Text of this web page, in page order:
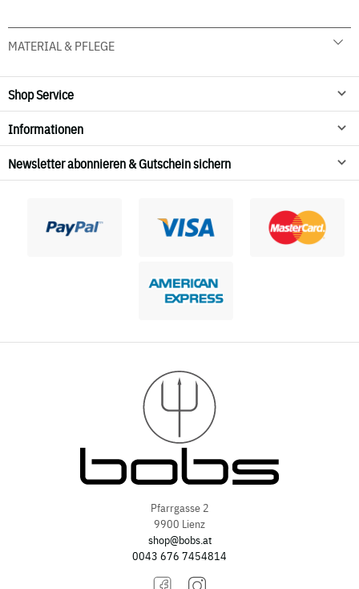
MATERIAL & PFLEGE
100 % Viskose
30° C Schonwäsche
Nicht trocknen
Shop Service
Informationen
Newsletter abonnieren & Gutschein sichern
Pfarrgasse 2
9900 Lienz
shop@bobs.at
0043 676 7454814